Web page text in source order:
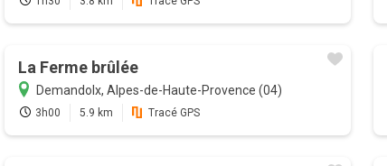
La Ferme brûlée
Demandolx, Alpes-de-Haute-Provence (04)
3h00 5.9 km Tracé GPS